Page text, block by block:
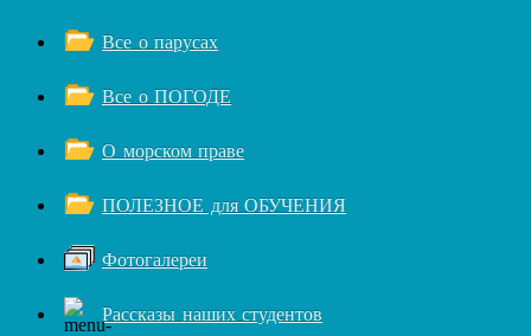
Все о парусах
Все о ПОГОДЕ
О морском праве
ПОЛЕЗНОЕ для ОБУЧЕНИЯ
Фотогалереи
Рассказы наших студентов